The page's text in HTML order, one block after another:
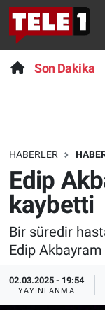
Son Dakika
HABERLER
Edip
kaybetti
Bir süredir
Edip Akbayram
02.03.2025 - 19:54
YAYINLANMA
Anında
Başka
Bilim turu
Bilim ve
Doğa
Ege Saati
Son Dakika
Haber
Dünya
Teknoloji
Sağlık
Yayın Akışı
Nöbetçi
Hava
Trafik
Süper Lig
Tüm
Haber Arşivi